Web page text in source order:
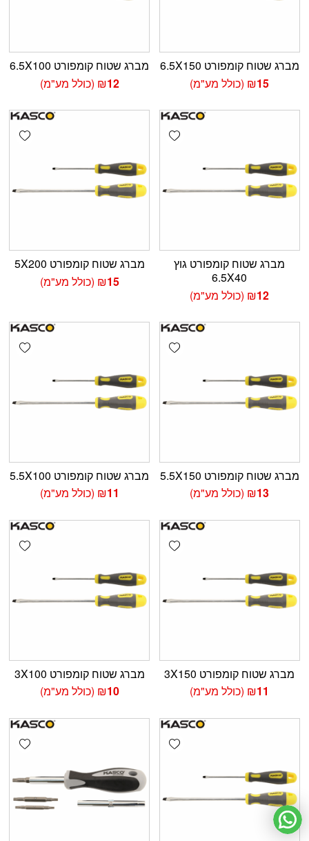
מברג שטוח קומפורט 6.5X150
₪15 (כולל מע"מ)
מברג שטוח קומפורט 6.5X100
₪12 (כולל מע"מ)
Add wishlist
מברג שטוח קומפורט גוץ
6.5X40
₪12 (כולל מע"מ)
מברג שטוח קומפורט 5X200
₪15 (כולל מע"מ)
Add wishlist
מברג שטוח קומפורט 5.5X150
₪13 (כולל מע"מ)
מברג שטוח קומפורט 5.5X100
₪11 (כולל מע"מ)
Add wishlist
מברג שטוח קומפורט 3X150
₪11 (כולל מע"מ)
מברג שטוח קומפורט 3X100
₪10 (כולל מע"מ)
Add wishlist